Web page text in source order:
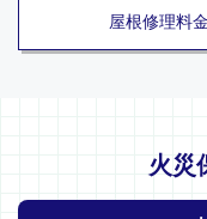
屋根修理料
火災